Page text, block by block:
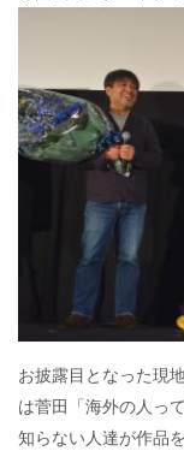
お披露目となった現
は菅田「海外の人っ
知らない人達が作品